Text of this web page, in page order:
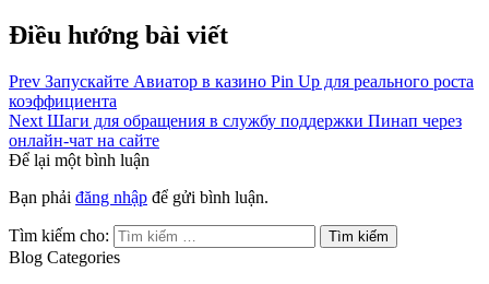
Điều hướng bài viết
Prev Запускайте Авиатор в казино Pin Up для реального роста
коэффициента
Next Шаги для обращения в службу поддержки Пинап через
онлайн-чат на сайте
Để lại một bình luận
Bạn phải đăng nhập để gửi bình luận.
Tìm kiếm cho:
Blog Categories